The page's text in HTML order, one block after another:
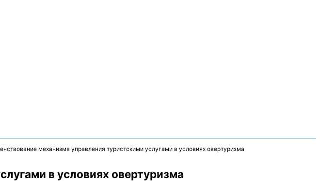
механизма управления туристскими услугами в условиях овертуризма
в условиях овертуризма